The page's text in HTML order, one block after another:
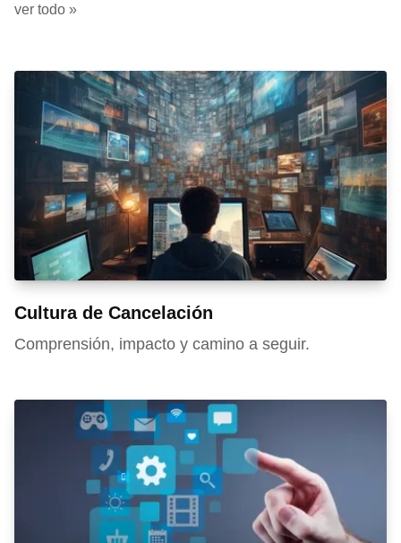
ver todo »
Cultura de Cancelación
Comprensión, impacto y camino a seguir.